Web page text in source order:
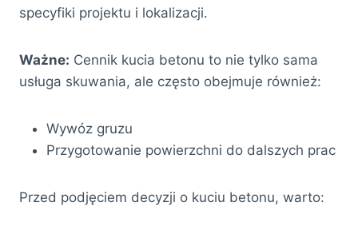
specyfiki projektu i lokalizacji.
Ważne: Cennik kucia betonu to nie tylko sama
usługa skuwania, ale często obejmuje również:
Wywóz gruzu
Przygotowanie powierzchni do dalszych prac
Przed podjęciem decyzji o kuciu betonu, warto: